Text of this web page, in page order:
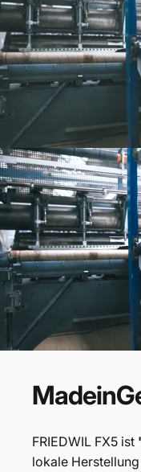
Madein
FRIEDWIL FX5 ist
lokale